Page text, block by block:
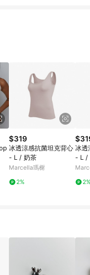
購物中登出
業專區/企業採購、
券全品項
排除【訂單活動折
點扣抵】及【訂單
資格之訂單將於商
不符合回饋LINE
LINE購物設有
放「回饋無上
並依訂單成立時間
購物為購物資
顯示之商品規格、
頁不符，以銷售網
$319
冰透涼感抗菌坦克背心
- L / 奶茶
Marcella瑪榭
2%
冰透
- L /